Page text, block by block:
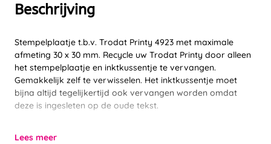
Beschrijving
Stempelplaatje t.b.v. Trodat Printy 4923 met maximale
afmeting 30 x 30 mm. Recycle uw Trodat Printy door alleen
het stempelplaatje en inktkussentje te vervangen.
Gemakkelijk zelf te verwisselen. Het inktkussentje moet
bijna altijd tegelijkertijd ook vervangen worden omdat
deze is ingesleten op de oude tekst.
Lees meer